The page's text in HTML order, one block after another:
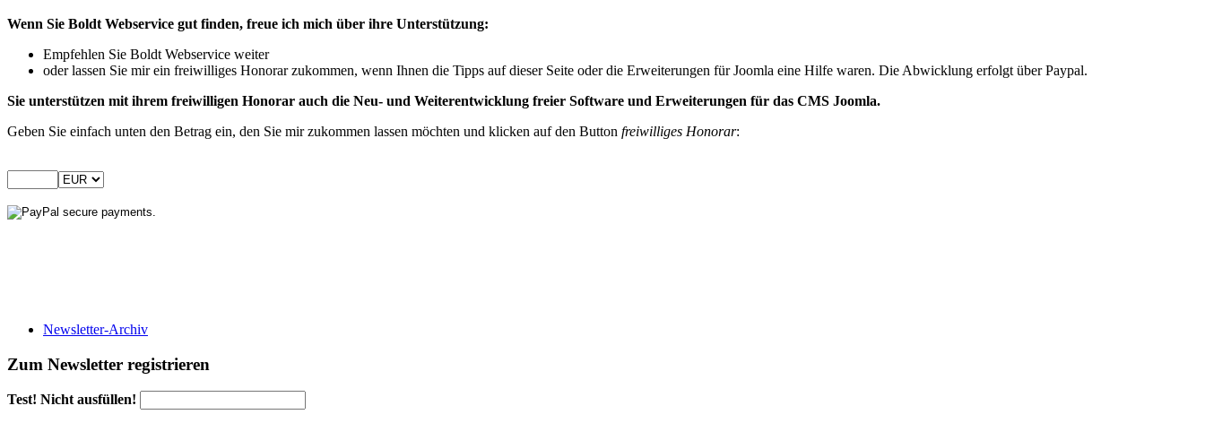
Wenn Sie Boldt Webservice gut finden, freue ich mich über ihre Unterstützung:
Empfehlen Sie Boldt Webservice weiter
oder lassen Sie mir ein freiwilliges Honorar zukommen, wenn Ihnen die Tipps auf dieser Seite oder die Erweiterungen für Joomla eine Hilfe waren. Die Abwicklung erfolgt über Paypal.
Sie unterstützen mit ihrem freiwilligen Honorar auch die Neu- und Weiterentwicklung freier Software und Erweiterungen für das CMS Joomla.
Geben Sie einfach unten den Betrag ein, den Sie mir zukommen lassen möchten und klicken auf den Button freiwilliges Honorar:
Newsletter-Archiv
Zum Newsletter registrieren
Test! Nicht ausfüllen!